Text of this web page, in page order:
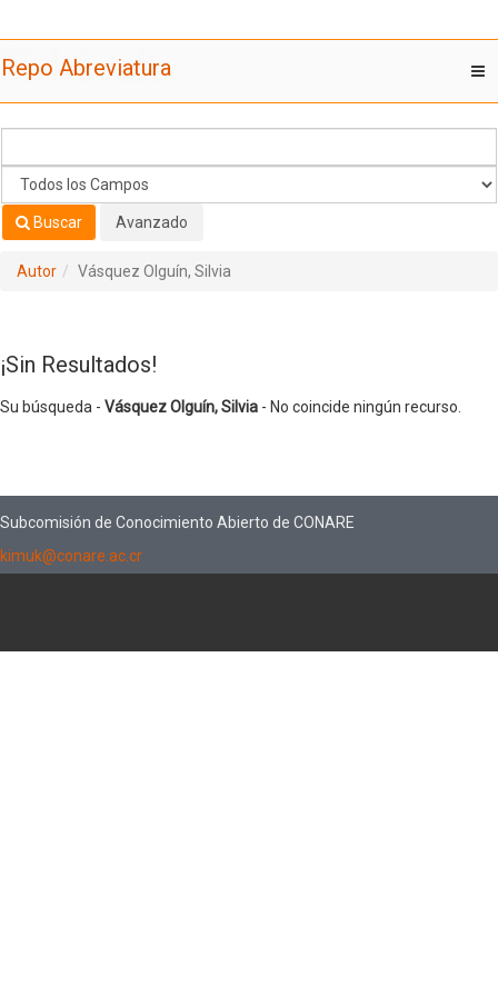
Repo Abreviatura
Buscar Avanzado
Autor Vásquez Olguín, Silvia
¡Sin Resultados!
Su búsqueda - Vásquez Olguín, Silvia - No coincide ningún recurso.
Subcomisión de Conocimiento Abierto de CONARE
kimuk@conare.ac.cr